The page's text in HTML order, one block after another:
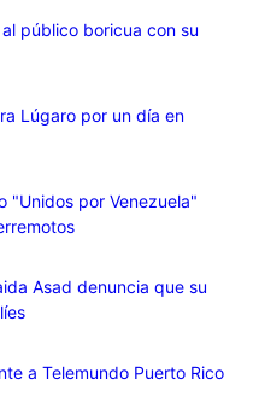
público boricua con su
Lúgaro por un día en
"Unidos por Venezuela"
Asad denuncia que su
a Telemundo Puerto Rico